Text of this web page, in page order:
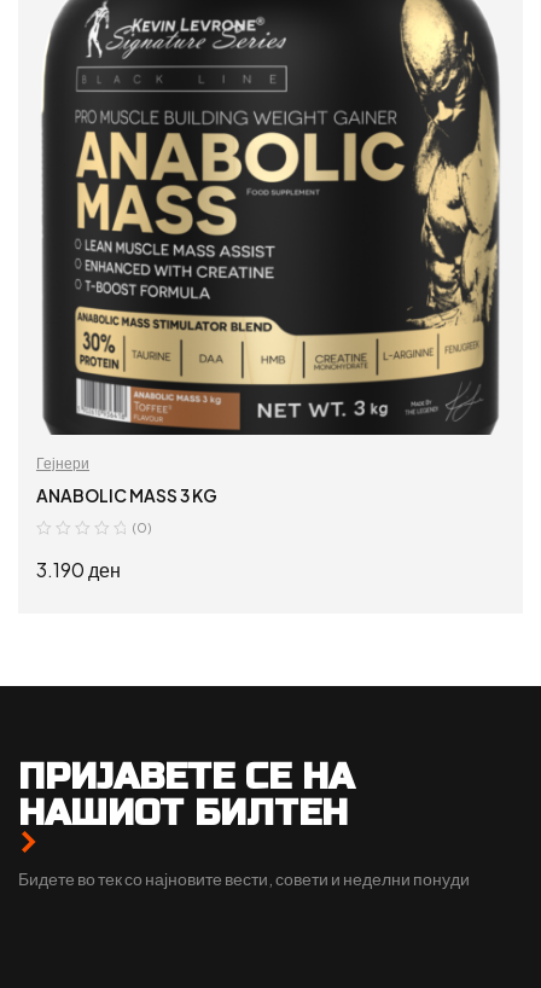
Гејнери
ANABOLIC MASS 3 KG
(0)
3.190 ден
ПРИЈАВЕТЕ СЕ НА
НАШИОТ БИЛТЕН
Бидете во тек со најновите вести, совети и неделни понуди